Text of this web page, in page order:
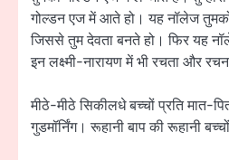
गोल्डन एज में आते हो। यह नॉलेज
जिससे तुम देवता बनते हो। फिर यह
इन लक्ष्मी-नारायण में भी रचता और
मीठे-मीठे सिकीलधे बच्चों प्रति मात-
गुडमॉर्निंग। रूहानी बाप की रूहानी